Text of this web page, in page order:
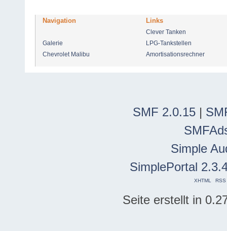
Navigation Links
Clever Tanken
Galerie
LPG-Tankstellen
Chevrolet Malibu
Amortisationsrechner
SMF 2.0.15 |
Simple
SimplePortal
XHTML RSS
Seite erstellt in